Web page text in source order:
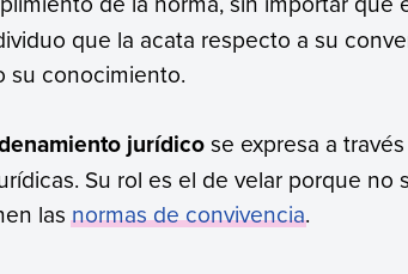
que la acata respecto a su
su conocimiento.
jurídicose expresa a
Su rol es el de velar porque no
lasnormas de convivencia.